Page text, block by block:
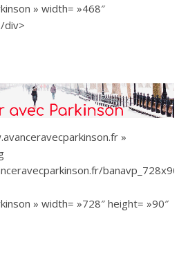
» width= »468″
div>
»
» width= »728″ height= »90″